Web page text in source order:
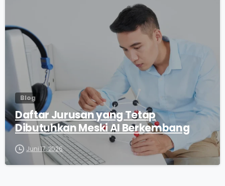
Blog
Daftar Jurusan yang Tetap
Dibutuhkan Meski AI Berkembang
Juni 17, 2026